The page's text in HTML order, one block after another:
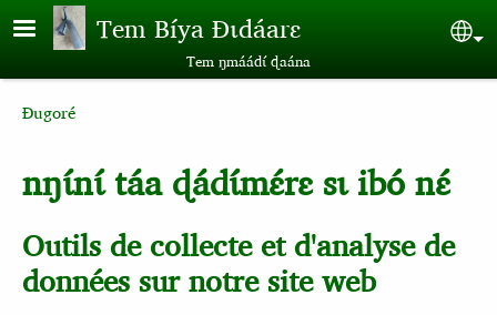
Aller au contenu principal
Tem Bíya Ɖɩdáarɛ
Tem ŋmáádɩ́ ɖaána
Breadcrumb
Ɖugoré
nŋɩ́nɩ́ táa ɖádɩ́mɛ́rɛ sɩ ibó nɛ́
Outils de collecte et d'analyse de
données sur notre site web